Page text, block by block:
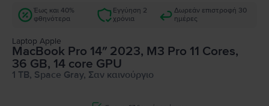
Έως και 40%
φθηνότερα
Εγγύηση 2
χρόνια
Δωρεάν επιστροφή 30
ημέρες
Laptop Apple
MacBook Pro 14″ 2023, M3 Pro 11 Cores,
36 GB, 14 core GPU
1 TB, Space Gray, Σαν καινούργιο